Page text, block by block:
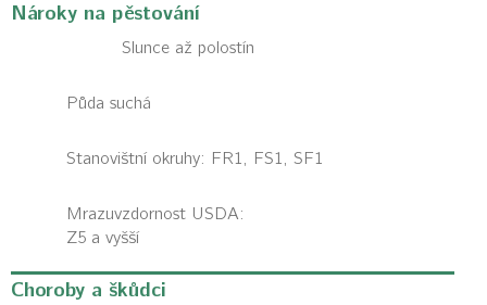
Nároky na pěstování
Slunce až polostín
Půda suchá
Stanovištní okruhy: FR1, FS1, SF1
Mrazuvzdornost USDA:
Z5 a vyšší
Choroby a škůdci